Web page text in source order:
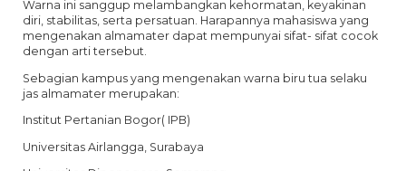
Warna ini sanggup melambangkan kehormatan, keyakinan
diri, stabilitas, serta persatuan. Harapannya mahasiswa yang
mengenakan almamater dapat mempunyai sifat- sifat cocok
dengan arti tersebut.
Sebagian kampus yang mengenakan warna biru tua selaku
jas almamater merupakan:
Institut Pertanian Bogor( IPB)
Universitas Airlangga, Surabaya